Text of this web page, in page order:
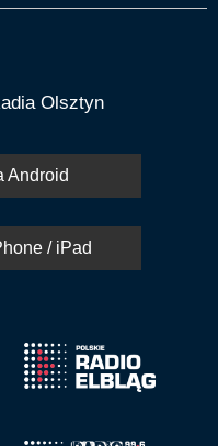
Olsztyn
Android
/ iPad